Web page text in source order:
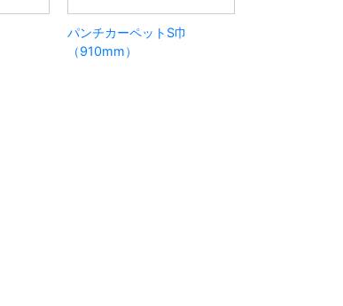
パンチカーペットS巾
（910mm）